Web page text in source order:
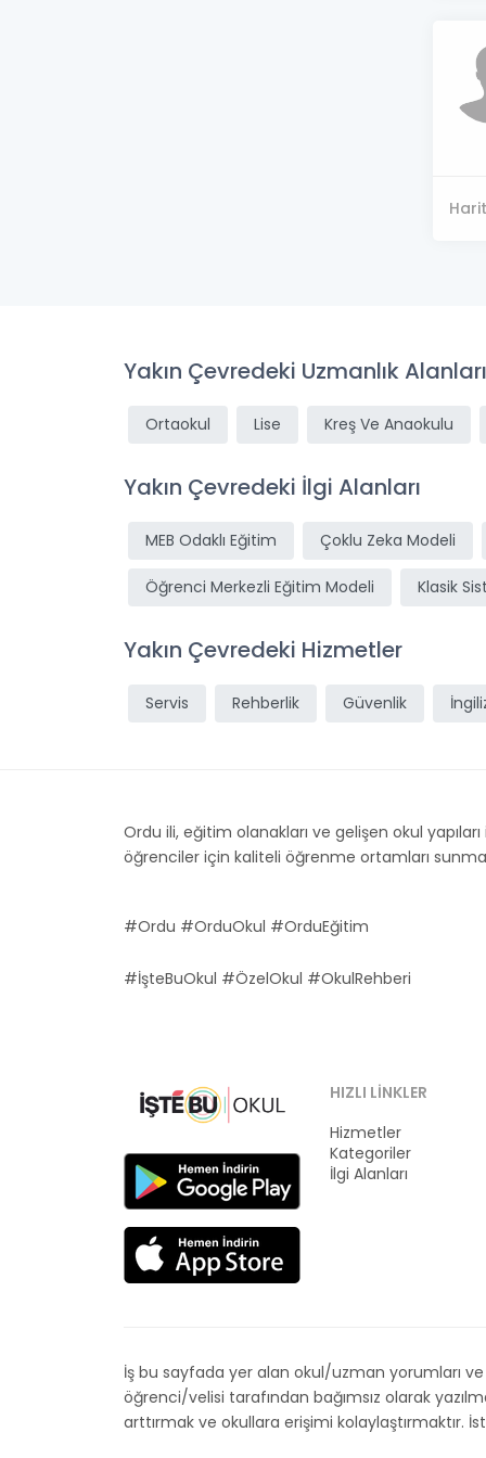
Yakın Çevredeki Uzmanlık Alanları
Ortaokul Lise Kreş Ve Anaokulu
Yakın Çevredeki İlgi Alanları
MEB Odaklı Eğitim Çoklu Zeka Modeli
Öğrenci Merkezli Eğitim Modeli Klasik
Yakın Çevredeki Hizmetler
Servis Rehberlik Güvenlik
Ordu ili, eğitim olanakları ve gelişen okul
öğrenciler için kaliteli öğrenme ortamları
#Ordu #OrduOkul #OrduEğitim
#İşteBuOkul #ÖzelOkul #OkulRehberi
HIZLI LINKLER
Hizmetler
Kategoriler
İlgi Alanları
İş bu sayfada yer alan okul/uzman yorumları
öğrenci/velisi tarafından bağımsız olarak
arttırmak ve okullara erişimi